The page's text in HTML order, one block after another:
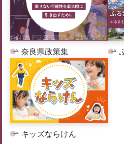
奈良県政策集
キッズならけん